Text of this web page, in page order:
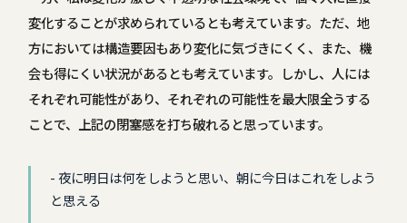
変化することが求められているとも考えています。ただ、地
方においては構造要因もあり変化に気づきにくく、また、機
会も得にくい状況があるとも考えています。しかし、人には
それぞれ可能性があり、それぞれの可能性を最大限全うする
ことで、上記の閉塞感を打ち破れると思っています。
夜に明日は何をしようと思い、朝に今日はこれをしよう
と思える